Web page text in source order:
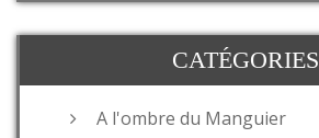
CATÉGORIES
A l'ombre du Manguier